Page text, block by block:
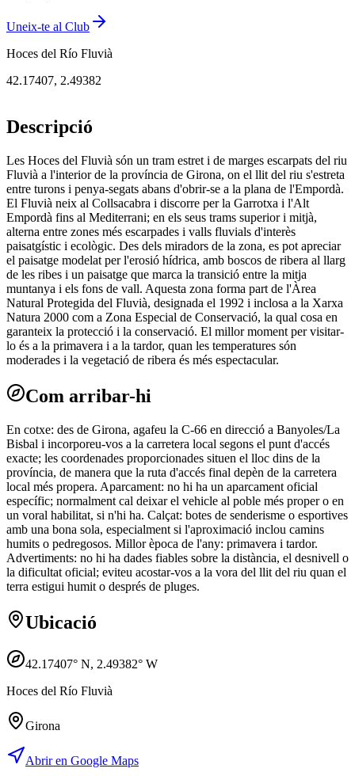
Uneix-te al Club
Hoces del Río Fluvià
42.17407, 2.49382
Descripció
Les Hoces del Fluvià són un tram estret i de marges escarpats del riu
Fluvià a l'interior de la província de Girona, on el llit del riu s'estreta
entre turons i penya-segats abans d'obrir-se a la plana de l'Empordà.
El Fluvià neix al Collsacabra i discorre per la Garrotxa i l'Alt
Empordà fins al Mediterrani; en els seus trams superior i mitjà,
alterna entre zones més escarpades i valls fluvials d'interès
paisatgístic i ecològic. Des dels miradors de la zona, es pot apreciar
el paisatge modelat per l'erosió hídrica, amb boscos de ribera al llarg
de les ribes i un paisatge que marca la transició entre la mitja
muntanya i els fons de vall. Aquesta zona forma part de l'Àrea
Natural Protegida del Fluvià, designada el 1992 i inclosa a la Xarxa
Natura 2000 com a Zona Especial de Conservació, la qual cosa en
garanteix la protecció i la conservació. El millor moment per visitar-
lo és a la primavera i a la tardor, quan les temperatures són
moderades i la vegetació de ribera és més espectacular.
Com arribar-hi
En cotxe: des de Girona, agafeu la C-66 en direcció a Banyoles/La
Bisbal i incorporeu-vos a la carretera local segons el punt d'accés
exacte; les coordenades proporcionades situen el lloc dins de la
província, de manera que la ruta d'accés final depèn de la carretera
local més propera. Aparcament: no hi ha un aparcament oficial
específic; normalment cal deixar el vehicle al poble més proper o en
un voral habilitat, si n'hi ha. Calçat: botes de senderisme o esportives
amb una bona sola, especialment si l'aproximació inclou camins
humits o pedregosos. Millor època de l'any: primavera i tardor.
Advertiments: no hi ha dades fiables sobre la distància, el desnivell o
la dificultat oficial; eviteu acostar-vos a la vora del llit del riu quan el
terra estigui humit o després de pluges.
Ubicació
42.17407° N, 2.49382° W
Hoces del Río Fluvià
Girona
Abrir en Google Maps